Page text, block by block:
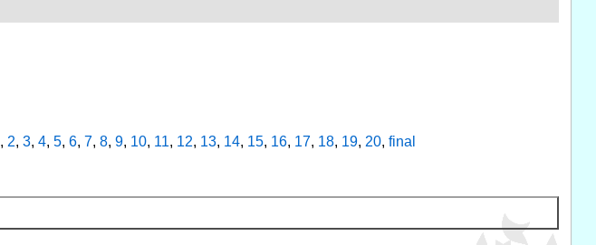
, 2, 3, 4, 5, 6, 7, 8, 9, 10, 11, 12, 13, 14, 15, 16, 17, 18, 19, 20, final